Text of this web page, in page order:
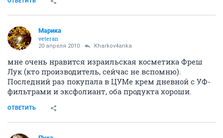
activist
20 апреля 2010
Не вижу смысла отдавать за бешенные деньги за
косметику а тем более израильского
происхождения....все что у них есть хорошего - это
соли мертвого моря..остальное фуфло!!!
ОТВЕТИТЬ
veteran